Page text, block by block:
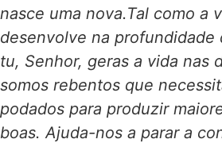
nasce uma nova.Tal como a
desenvolve na
tu, Senhor, geras a vida nas
somos rebentos que
podados para produzir
boas. Ajuda-nos a parar a